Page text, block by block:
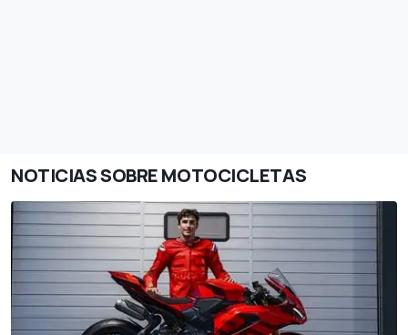
NOTICIAS SOBRE MOTOCICLETAS